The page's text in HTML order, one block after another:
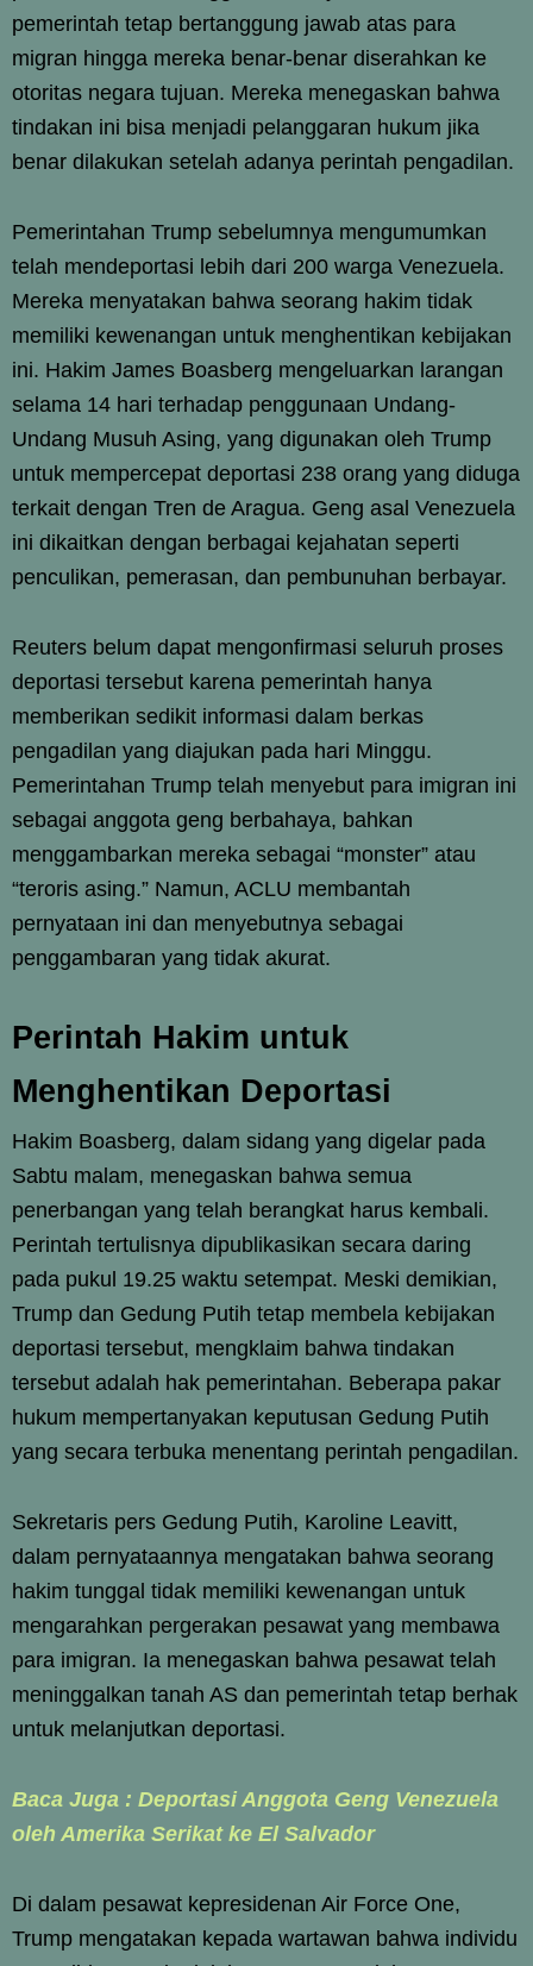
pemerintah tetap bertanggung jawab atas para
migran hingga mereka benar-benar diserahkan ke
otoritas negara tujuan. Mereka menegaskan bahwa
tindakan ini bisa menjadi pelanggaran hukum jika
benar dilakukan setelah adanya perintah pengadilan.
Pemerintahan Trump sebelumnya mengumumkan
telah mendeportasi lebih dari 200 warga Venezuela.
Mereka menyatakan bahwa seorang hakim tidak
memiliki kewenangan untuk menghentikan kebijakan
ini. Hakim James Boasberg mengeluarkan larangan
selama 14 hari terhadap penggunaan Undang-
Undang Musuh Asing, yang digunakan oleh Trump
untuk mempercepat deportasi 238 orang yang diduga
terkait dengan Tren de Aragua. Geng asal Venezuela
ini dikaitkan dengan berbagai kejahatan seperti
penculikan, pemerasan, dan pembunuhan berbayar.
Reuters belum dapat mengonfirmasi seluruh proses
deportasi tersebut karena pemerintah hanya
memberikan sedikit informasi dalam berkas
pengadilan yang diajukan pada hari Minggu.
Pemerintahan Trump telah menyebut para imigran ini
sebagai anggota geng berbahaya, bahkan
menggambarkan mereka sebagai “monster” atau
“teroris asing.” Namun, ACLU membantah
pernyataan ini dan menyebutnya sebagai
penggambaran yang tidak akurat.
Perintah Hakim untuk
Menghentikan Deportasi
Hakim Boasberg, dalam sidang yang digelar pada
Sabtu malam, menegaskan bahwa semua
penerbangan yang telah berangkat harus kembali.
Perintah tertulisnya dipublikasikan secara daring
pada pukul 19.25 waktu setempat. Meski demikian,
Trump dan Gedung Putih tetap membela kebijakan
deportasi tersebut, mengklaim bahwa tindakan
tersebut adalah hak pemerintahan. Beberapa pakar
hukum mempertanyakan keputusan Gedung Putih
yang secara terbuka menentang perintah pengadilan.
Sekretaris pers Gedung Putih, Karoline Leavitt,
dalam pernyataannya mengatakan bahwa seorang
hakim tunggal tidak memiliki kewenangan untuk
mengarahkan pergerakan pesawat yang membawa
para imigran. Ia menegaskan bahwa pesawat telah
meninggalkan tanah AS dan pemerintah tetap berhak
untuk melanjutkan deportasi.
Baca Juga : Deportasi Anggota Geng Venezuela
oleh Amerika Serikat ke El Salvador
Di dalam pesawat kepresidenan Air Force One,
Trump mengatakan kepada wartawan bahwa individu